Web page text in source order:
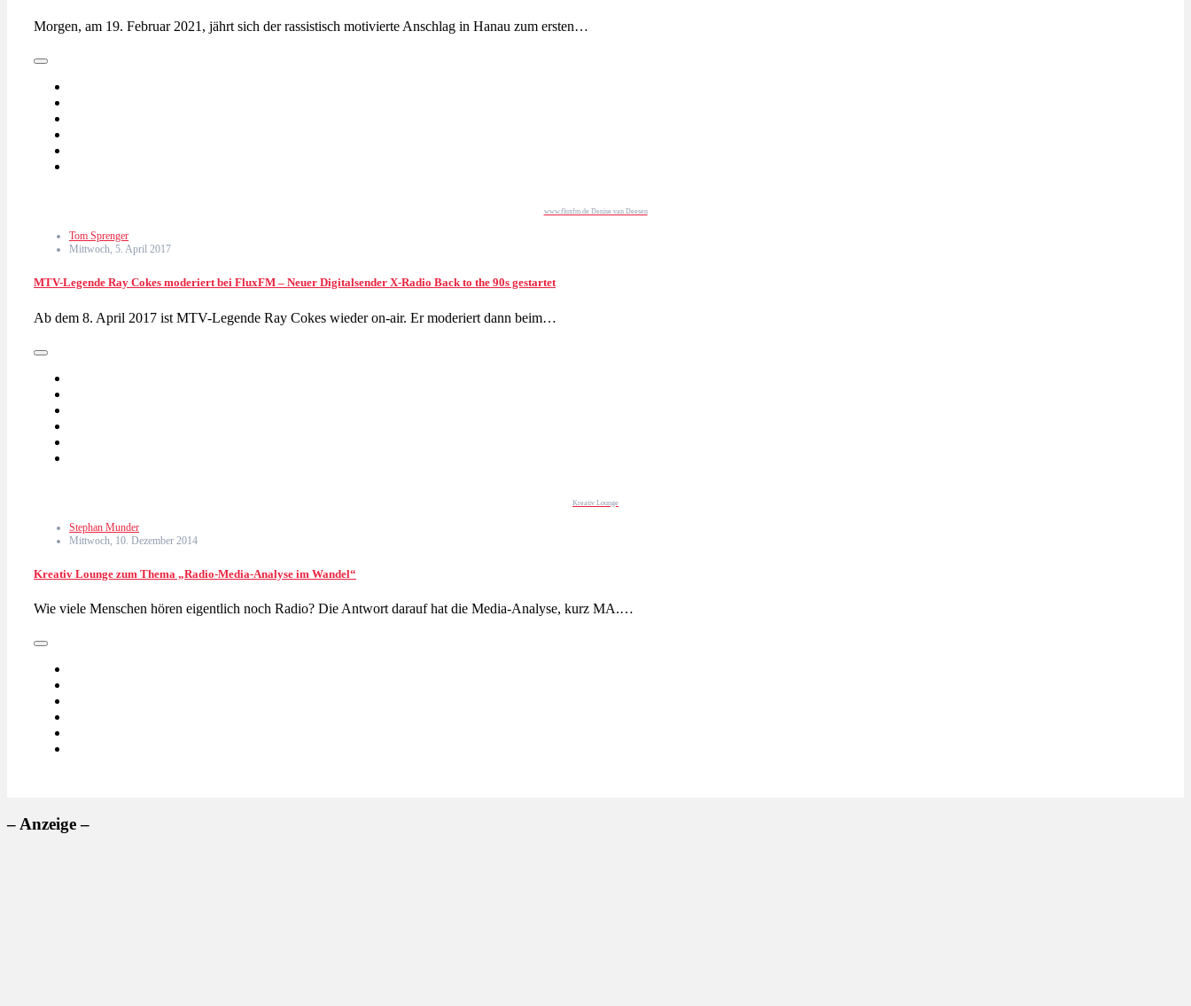
Morgen, am 19. Februar 2021, jährt sich der rassistisch motivierte Anschlag in Hanau zum ersten…
www.fluxfm.de Denise van Deesen
Tom Sprenger
Mittwoch, 5. April 2017
MTV-Legende Ray Cokes moderiert bei FluxFM – Neuer Digitalsender X-Radio Back to the 90s gestartet
Ab dem 8. April 2017 ist MTV-Legende Ray Cokes wieder on-air. Er moderiert dann beim…
Kreativ Lounge
Stephan Munder
Mittwoch, 10. Dezember 2014
Kreativ Lounge zum Thema „Radio-Media-Analyse im Wandel“
Wie viele Menschen hören eigentlich noch Radio? Die Antwort darauf hat die Media-Analyse, kurz MA.…
– Anzeige –